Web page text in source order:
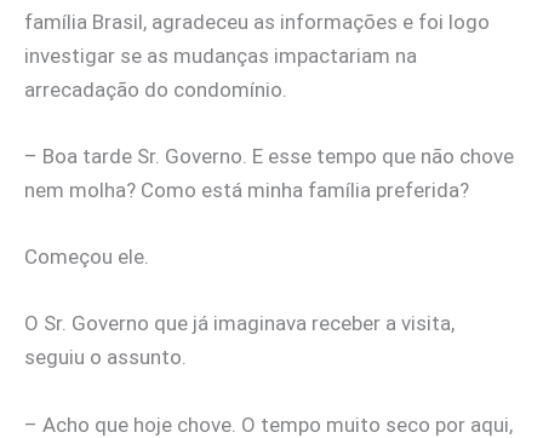
família Brasil, agradeceu as informações e foi logo
investigar se as mudanças impactariam na
arrecadação do condomínio.
– Boa tarde Sr. Governo. E esse tempo que não chove
nem molha? Como está minha família preferida?
Começou ele.
O Sr. Governo que já imaginava receber a visita,
seguiu o assunto.
– Acho que hoje chove. O tempo muito seco por aqui,